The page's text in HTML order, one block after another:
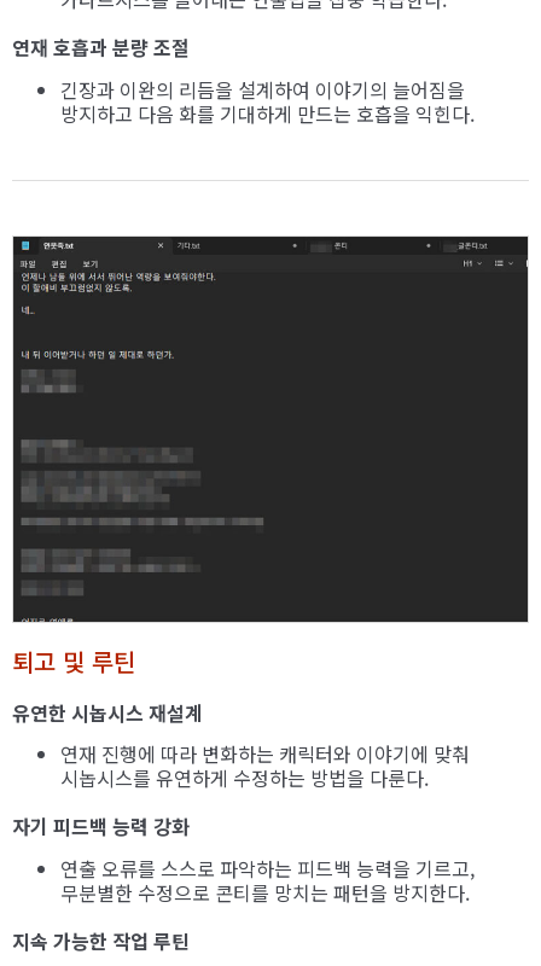
연재 호흡과 분량 조절
긴장과 이완의 리듬을 설계하여 이야기의 늘어짐을
방지하고 다음 화를 기대하게 만드는 호흡을 익힌다.
퇴고 및 루틴
유연한 시놉시스 재설계
연재 진행에 따라 변화하는 캐릭터와 이야기에 맞춰
시놉시스를 유연하게 수정하는 방법을 다룬다.
자기 피드백 능력 강화
연출 오류를 스스로 파악하는 피드백 능력을 기르고,
무분별한 수정으로 콘티를 망치는 패턴을 방지한다.
지속 가능한 작업 루틴